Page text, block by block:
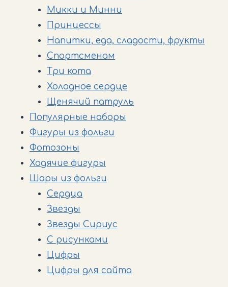
Микки и Минни
Принцессы
Напитки, еда, сладости, фрукты
Спортсменам
Три кота
Холодное сердце
Щенячий патруль
Популярные наборы
Фигуры из фольги
Фотозоны
Ходячие фигуры
Шары из фольги
Cердца
Звезды
Звезды Сириус
С рисунками
Цифры
Цифры для сайта